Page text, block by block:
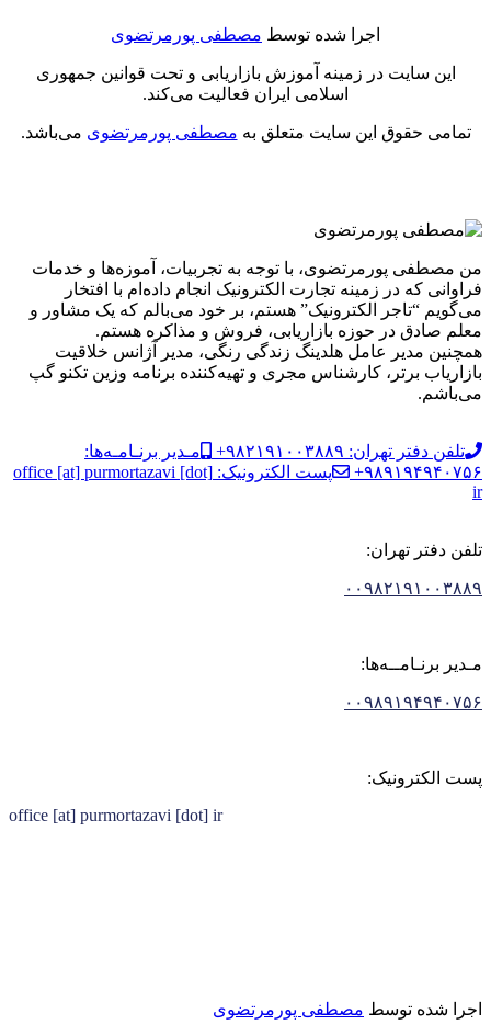
اجرا شده توسط مصطفی پورمرتضوی
این سایت در زمینه آموزش بازاریابی و تحت قوانین جمهوری
اسلامی ایران فعالیت می‌کند.
تمامی حقوق این سایت متعلق به مصطفی پورمرتضوی می‌باشد.
من مصطفی پورمرتضوی، با توجه به تجربیات، آموزه‌ها و خدمات
فراوانی که در زمینه تجارت الکترونیک انجام داده‌ام با افتخار
می‌گویم “تاجر الکترونیک” هستم، بر خود می‌بالم که یک مشاور و
معلم صادق در حوزه بازاریابی، فروش و مذاکره هستم.
همچنین مدیر عامل هلدینگ زندگی رنگی، مدیر آژانس خلاقیت
بازاریاب برتر، کارشناس مجری و تهیه‌کننده برنامه وزین تکنو گپ
می‌باشم.
تلفن دفتر تهران: ۹۸۲۱۹۱۰۰۳۸۸۹+
مـدیر برنـامـه‌ها:
۹۸۹۱۹۴۹۴۰۷۵۶+
پست الکترونیک: office [at] purmortazavi [dot]
ir
تلفن دفتر تهران:
۰۰۹۸۲۱۹۱۰۰۳۸۸۹
مـدیر برنـامــه‌ها:
۰۰۹۸۹۱۹۴۹۴۰۷۵۶
پست الکترونیک:
office [at] purmortazavi [dot] ir
اجرا شده توسط مصطفی پورمرتضوی